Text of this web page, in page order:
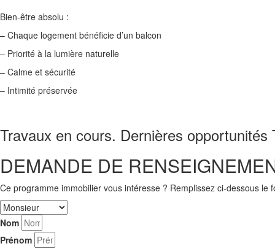
Bien-être absolu :
– Chaque logement bénéficie d’un balcon
– Priorité à la lumière naturelle
– Calme et sécurité
– Intimité préservée
Travaux en cours. Dernières
DEMANDE DE
Ce programme immobilier vous intéresse ? Remplissez ci-dessous
Nom
Prénom